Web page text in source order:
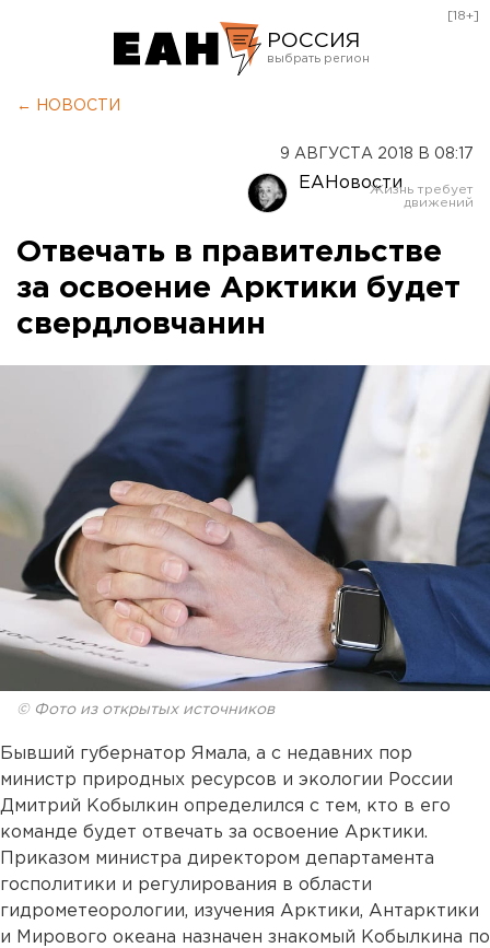
РОССИЯ
Оренбург
[18+]
← НОВОСТИ
9 АВГУСТА 2018 В 08:17
ЕАНовости
Отвечать в правительстве
за освоение Арктики будет
свердловчанин
© Фото из открытых источников
Бывший губернатор Ямала, а с недавних пор
министр природных ресурсов и экологии России
Дмитрий Кобылкин определился с тем, кто в его
команде будет отвечать за освоение Арктики.
Приказом министра директором департамента
госполитики и регулирования в области
гидрометеорологии, изучения Арктики, Антарктики
и Мирового океана назначен знакомый Кобылкина по